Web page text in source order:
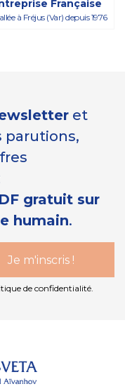
Française
à Fréjus (Var) depuis 1976
et
parutions,
gratuit sur
humain.
de confidentialité.